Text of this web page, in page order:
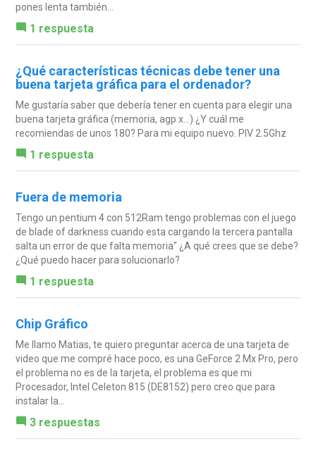
pones lenta también...
1 respuesta
¿Qué características técnicas debe tener una
buena tarjeta gráfica para el ordenador?
Me gustaría saber que debería tener en cuenta para elegir una
buena tarjeta gráfica (memoria, agp x...) ¿Y cuál me
recomiendas de unos 180? Para mi equipo nuevo. PIV 2.5Ghz
1 respuesta
Fuera de memoria
Tengo un pentium 4 con 512Ram tengo problemas con el juego
de blade of darkness cuando esta cargando la tercera pantalla
salta un error de que falta memoria" ¿A qué crees que se debe?
¿Qué puedo hacer para solucionarlo?
1 respuesta
Chip Gráfico
Me llamo Matias, te quiero preguntar acerca de una tarjeta de
video que me compré hace poco, es una GeForce 2 Mx Pro, pero
el problema no es de la tarjeta, el problema es que mi
Procesador, Intel Celeton 815 (DE8152) pero creo que para
instalar la...
3 respuestas